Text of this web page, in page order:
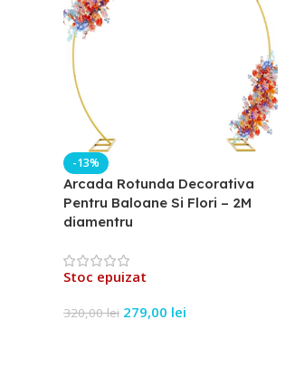
-13%
Arcada Rotunda Decorativa
Pentru Baloane Si Flori – 2M
diamentru
Stoc epuizat
320,00lei 279,00 lei